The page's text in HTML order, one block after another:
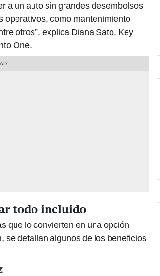
a un auto sin grandes desembolsos
operativos, como mantenimiento
otros”, explica Diana Sato, Key
One.
todo incluido
que lo convierten en una opción
se detallan algunos de los beneficios